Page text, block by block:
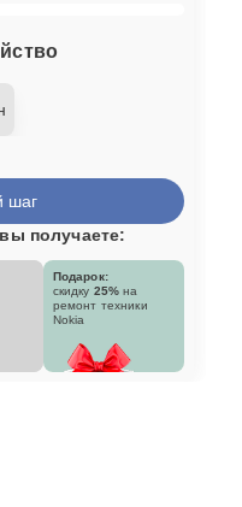
шаг
получаете:
Подарок:
скидку 25% на
ремонт техники
Nokia